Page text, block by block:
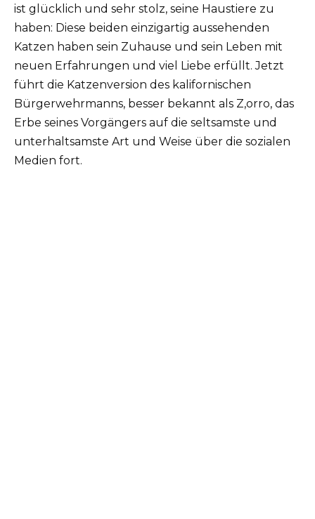
ist glücklich und sehr stolz, seine Haustiere zu
haben: Diese beiden einzigartig aussehenden
Katzen haben sein Zuhause und sein Leben mit
neuen Erfahrungen und viel Liebe erfüllt. Jetzt
führt die Katzenversion des kalifornischen
Bürgerwehrmanns, besser bekannt als Z,orro, das
Erbe seines Vorgängers auf die seltsamste und
unterhaltsamste Art und Weise über die sozialen
Medien fort.